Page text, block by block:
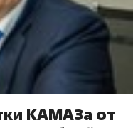
КАМАЗа от